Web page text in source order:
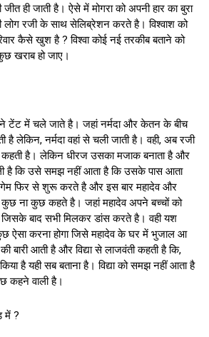
ही जाती है। ऐसे में मोगरा को अपनी हार का बुरा
रजी के साथ सेलिब्रेशन करते है। विश्वाश को
कैसे खुश है ? विश्वा कोई नई तरकीब बताने को
खराब हो जाए।
टेंट में चले जाते है। जहां नर्मदा और केतन के बीच
है लेकिन, नर्मदा वहां से चली जाती है। वही, अब रजी
है। लेकिन धीरज उसका मजाक बनाता है और
है कि उसे समझ नहीं आता है कि उसके पास आता
गेम फिर से शुरू करते है और इस बार महादेव और
कुछ ना कुछ कहते है। जहां महादेव अपने बच्चों को
बाद सभी मिलकर डांस करते है। वही यश
ऐसा करना होगा जिसे महादेव के घर में भुजाल आ
बारी आती है और विद्या से लाजवंती कहती है कि,
है यही सब बताना है। विद्या को समझ नहीं आता है
कहने वाली है।
में ?